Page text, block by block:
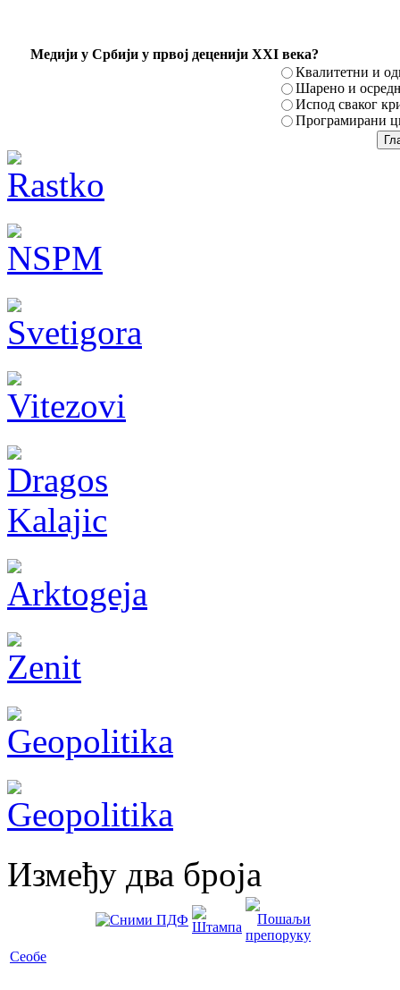
Mедији у Србији у првој деценији XXI века?
Квалитетни и
Шарено и
Испод сваког
Програмирани
Између два броја
Сеобе